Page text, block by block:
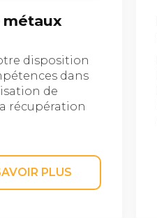
métaux
disposition
dans
de
récupération
PLUS